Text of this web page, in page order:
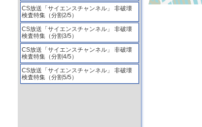
CS放送「サイエンスチャンネル」 非破壊
検査特集（分割2/5）
CS放送「サイエンスチャンネル」 非破壊
検査特集（分割3/5）
CS放送「サイエンスチャンネル」 非破壊
検査特集（分割4/5）
CS放送「サイエンスチャンネル」 非破壊
検査特集（分割5/5）